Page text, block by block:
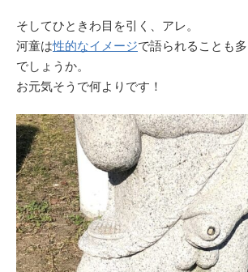
そしてひときわ目を引く、アレ。
河童は性的なイメージで語られることも
でしょうか。
お元気そうで何よりです！